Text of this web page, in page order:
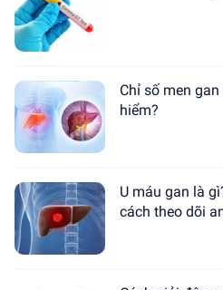
Chỉ số men
hiểm?
U máu gan là
cách theo dõi